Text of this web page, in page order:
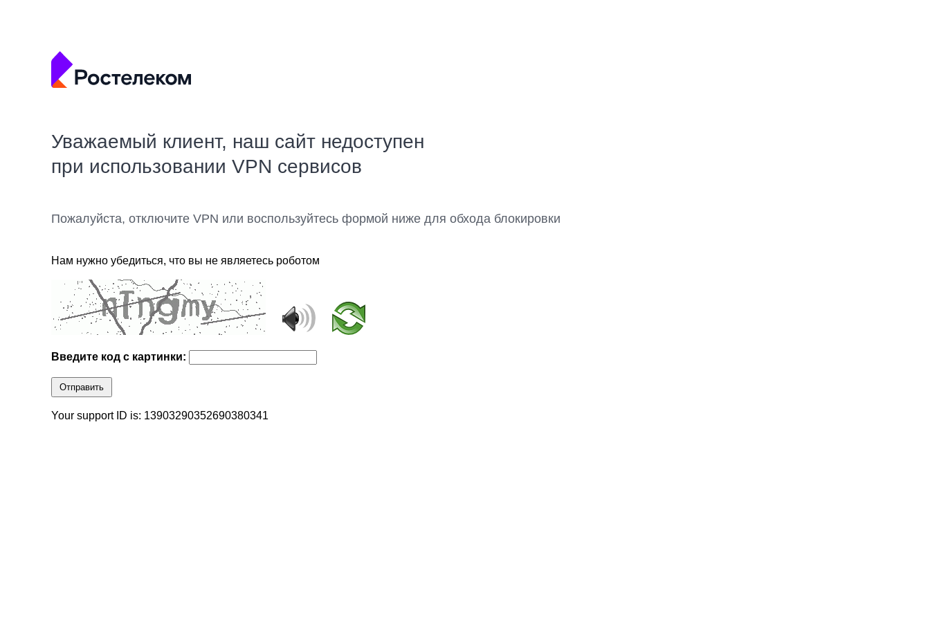
Уважаемый клиент, наш сайт недоступен
при использовании VPN сервисов
Пожалуйста, отключите VPN или воспользуйтесь формой ниже для обхода блокировки
Нам нужно убедиться, что вы не являетесь роботом
Введите код с картинки:
Отправить
Your support ID is: 13903290352690380341